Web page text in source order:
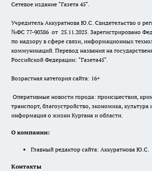
Сетевое издание "Газета 45".
Учредитель Аккуратнова Ю.С. Свидетельство о
№ФС 77-90386 от 25.11.2025. Зарегистрировано
по надзору в сфере связи, информационных
коммуникаций. Перевод названия на
Российской Федерации: "Газета45".
Возрастная категория сайта: 16+
Оперативные новости города: происшествия,
транспорт, благоустройство, экономика, культура
информация о жизни Кургана и области.
О компании:
Главный редактор сайта: Аккуратнова Ю.С.
Контакты